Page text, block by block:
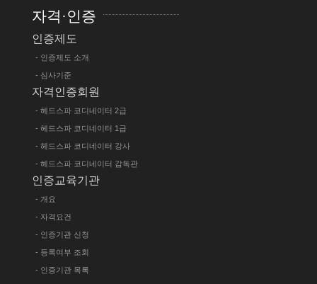
자격·인증
인증제도
- 인증제도 소개
- 심사기준
자격인증회원
- 헤드스파 코디네이터 2급
- 헤드스파 코디네이터 1급
- 헤드스파 코디네이터 강사
- 헤드스파 코디네이터 감독관
인증교육기관
- 개요
- 자격요건
- 인증기관 신청
- 등록여부 조회
- 인증기관 목록